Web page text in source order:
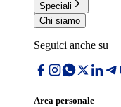
Speciali
Chi siamo
Seguici anche su
Area personale